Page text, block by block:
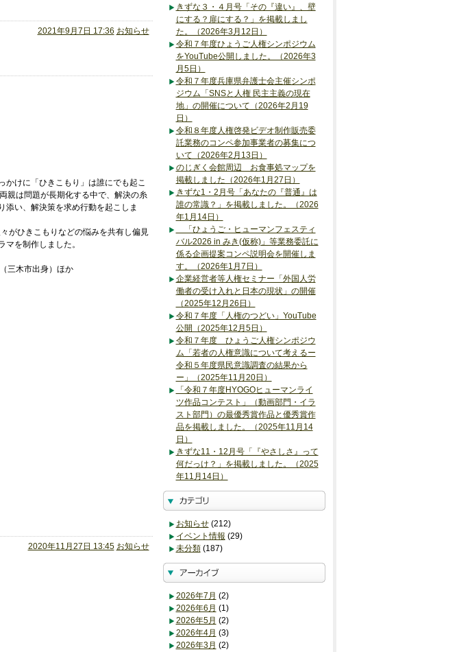
2021年9月7日 17:36 お知らせ
かけに「ひきこもり」は誰にでも起こ
親は問題が長期化する中で、解決の糸
添い、解決策を求め行動を起こしま
がひきこもりなどの悩みを共有し偏見
を制作しました。
三木市出身）ほか
2020年11月27日 13:45 お知らせ
きずな３・４月号「その『違い』、壁
にする？扉にする？」を掲載しまし
た。（2026年3月12日）
令和７年度ひょうご人権シンポジウム
をYouTube公開しました。（2026年3
月5日）
令和７年度兵庫県弁護士会主催シンポ
ジウム「SNSと人権 民主主義の現在
地」の開催について（2026年2月19
日）
令和８年度人権啓発ビデオ制作販売委
託業務のコンペ参加事業者の募集につ
いて（2026年2月13日）
のじぎく会館周辺 お食事処マップを
掲載しました（2026年1月27日）
きずな1・2月号「あなたの『普通』は
誰の常識？」を掲載しました。（2026
年1月14日）
「ひょうご・ヒューマンフェスティ
バル2026 in みき(仮称)」等業務委託に
係る企画提案コンペ説明会を開催しま
す。（2026年1月7日）
企業経営者等人権セミナー「外国人労
働者の受け入れと日本の現状」の開催
（2025年12月26日）
令和７年度「人権のつどい」YouTube
公開（2025年12月5日）
令和７年度 ひょうご人権シンポジウ
ム「若者の人権意識について考えるー
令和５年度県民意識調査の結果から
ー」（2025年11月20日）
「令和７年度HYOGOヒューマンライ
ツ作品コンテスト」（動画部門・イラ
スト部門）の最優秀賞作品と優秀賞作
品を掲載しました。（2025年11月14
日）
きずな11・12月号「『やさしさ』って
何だっけ？」を掲載しました。（2025
年11月14日）
お知らせ(212)
イベント情報 (29)
未分類(187)
2026年7月 (2)
2026年6月 (1)
2026年5月 (2)
2026年4月 (3)
2026年3月 (2)